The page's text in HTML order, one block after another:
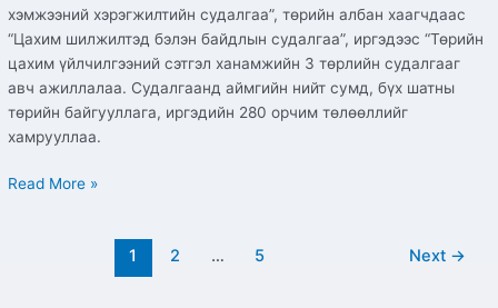
хэмжээний хэрэгжилтийн судалгаа”, төрийн албан хаагчдаас
“Цахим шилжилтэд бэлэн байдлын судалгаа”, иргэдээс “Төрийн
цахим үйлчилгээний сэтгэл ханамжийн 3 төрлийн судалгааг
авч ажиллалаа. Судалгаанд аймгийн нийт сумд, бүх шатны
төрийн байгууллага, иргэдийн 280 орчим төлөөллийг
хамрууллаа.
Read More »
1 2 … 5 Next →